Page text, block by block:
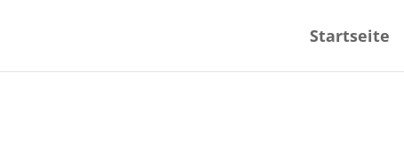
Startseite